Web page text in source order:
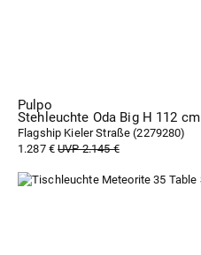
Pulpo
Stehleuchte Oda Big H 112 cm
Flagship Kieler Straße (2279280)
1.287 €UVP 2.145 €